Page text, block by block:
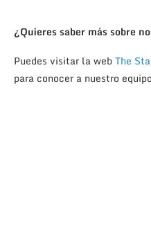
¿Quieres saber más sobre
Puedes visitar la webThe
para conocer a nuestro